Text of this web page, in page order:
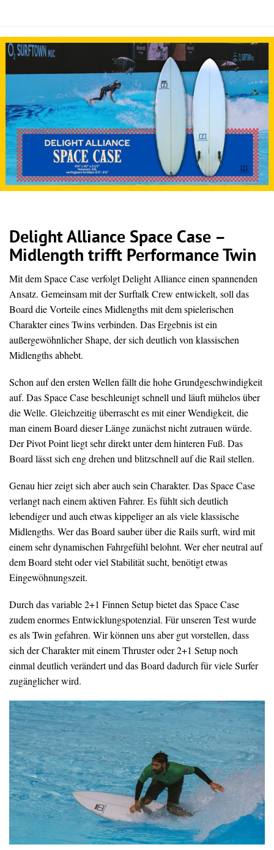
Delight Alliance Space Case –
Midlength trifft Performance Twin
Mit dem Space Case verfolgt Delight Alliance einen spannenden
Ansatz. Gemeinsam mit der Surftalk Crew entwickelt, soll das
Board die Vorteile eines Midlengths mit dem spielerischen
Charakter eines Twins verbinden. Das Ergebnis ist ein
außergewöhnlicher Shape, der sich deutlich von klassischen
Midlengths abhebt.
Schon auf den ersten Wellen fällt die hohe Grundgeschwindigkeit
auf. Das Space Case beschleunigt schnell und läuft mühelos über
die Welle. Gleichzeitig überrascht es mit einer Wendigkeit, die
man einem Board dieser Länge zunächst nicht zutrauen würde.
Der Pivot Point liegt sehr direkt unter dem hinteren Fuß. Das
Board lässt sich eng drehen und blitzschnell auf die Rail stellen.
Genau hier zeigt sich aber auch sein Charakter. Das Space Case
verlangt nach einem aktiven Fahrer. Es fühlt sich deutlich
lebendiger und auch etwas kippeliger an als viele klassische
Midlengths. Wer das Board sauber über die Rails surft, wird mit
einem sehr dynamischen Fahrgefühl belohnt. Wer eher neutral auf
dem Board steht oder viel Stabilität sucht, benötigt etwas
Eingewöhnungszeit.
Durch das variable 2+1 Finnen Setup bietet das Space Case
zudem enormes Entwicklungspotenzial. Für unseren Test wurde
es als Twin gefahren. Wir können uns aber gut vorstellen, dass
sich der Charakter mit einem Thruster oder 2+1 Setup noch
einmal deutlich verändert und das Board dadurch für viele Surfer
zugänglicher wird.